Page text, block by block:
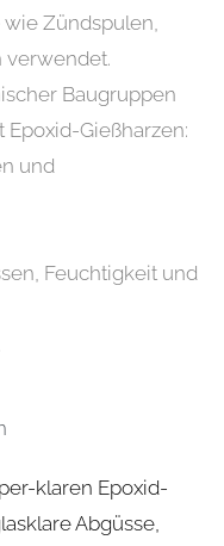
Zündspulen,
verwendet.
Baugruppen
Gießharzen:
und
Feuchtigkeit und
klaren Epoxid-
Abgüsse,